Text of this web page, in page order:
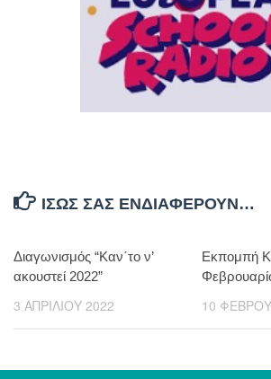
ΊΣΩΣ ΣΑΣ ΕΝΔΙΑΦΈΡΟΥΝ…
Διαγωνισμός “Καν΄το ν’
ακουστεί 2022”
3 ΑΠΡΙΛΊΟΥ 2022
Εκπομπή
10